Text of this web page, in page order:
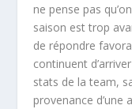
ne pense pas
saison est trop
de répondre
continuent
stats de la team,
provenance